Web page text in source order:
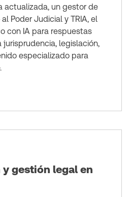
actualizada, un gestor de
Poder Judicial y TRIA, el
con IA para respuestas
jurisprudencia, legislación,
especializado para
gestión legal en